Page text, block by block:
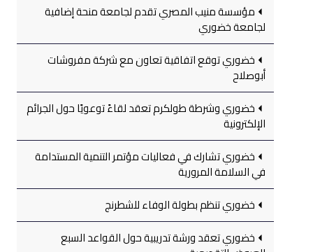
مؤسسة منيب المصري تقدم لجامعة منحة إضافية
لجامعة خضوري
خضوري توقع اتفاقية تعاون مع شركة مفروشات
أبوصلاح
خضوري وشرطة طولكرم تعقد لقاءً توعويًا حول الجرائم
الإلكترونية
خضوري تشارك في فعاليات مؤتمر التنمية المستدامة
في السلامة المرورية
خضوري تنظم بطولة الوفاء للشطرنج
خضوري تعقد ورشة تدريبية حول القواعد السبع